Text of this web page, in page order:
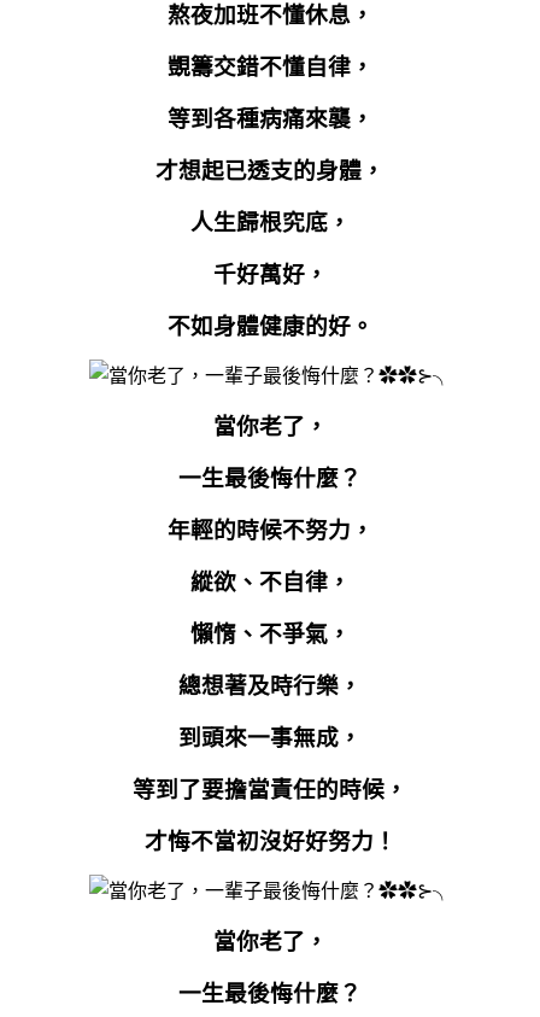
熬夜加班不懂休息，
覬籌交錯不懂自律，
等到各種病痛來襲，
才想起已透支的身體，
人生歸根究底，
千好萬好，
不如身體健康的好。
當你老了，
一生最後悔什麼？
年輕的時候不努力，
縱欲、不自律，
懶惰、不爭氣，
總想著及時行樂，
到頭來一事無成，
等到了要擔當責任的時候，
才悔不當初沒好好努力！
當你老了，
一生最後悔什麼？